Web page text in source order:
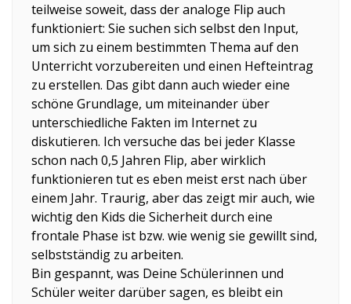
teilweise soweit, dass der analoge Flip auch
funktioniert: Sie suchen sich selbst den Input,
um sich zu einem bestimmten Thema auf den
Unterricht vorzubereiten und einen Hefteintrag
zu erstellen. Das gibt dann auch wieder eine
schöne Grundlage, um miteinander über
unterschiedliche Fakten im Internet zu
diskutieren. Ich versuche das bei jeder Klasse
schon nach 0,5 Jahren Flip, aber wirklich
funktionieren tut es eben meist erst nach über
einem Jahr. Traurig, aber das zeigt mir auch, wie
wichtig den Kids die Sicherheit durch eine
frontale Phase ist bzw. wie wenig sie gewillt sind,
selbstständig zu arbeiten.
Bin gespannt, was Deine Schülerinnen und
Schüler weiter darüber sagen, es bleibt ein